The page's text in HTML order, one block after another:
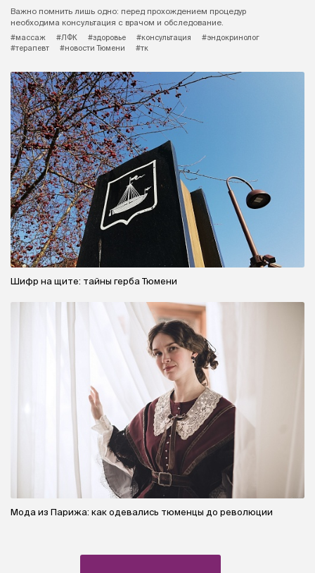
Важно помнить лишь одно: перед прохождением процедур
необходима консультация с врачом и обследование.
#массаж
#ЛФК #здоровье #консультация
#эндокринолог
#терапевт
#новости Тюмени #тк
Шифр на щите: тайны герба Тюмени
Мода из Парижа: как одевались тюменцы до революции